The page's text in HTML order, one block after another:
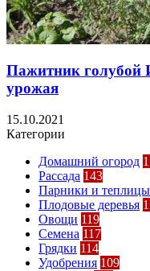
Пажитник голубой
урожая
15.10.2021
Категории
Домашний огород
Рассада 143
Парники и теплицы
Плодовые деревья
Овощи 119
Семена 117
Грядки 114
Удобрения 109